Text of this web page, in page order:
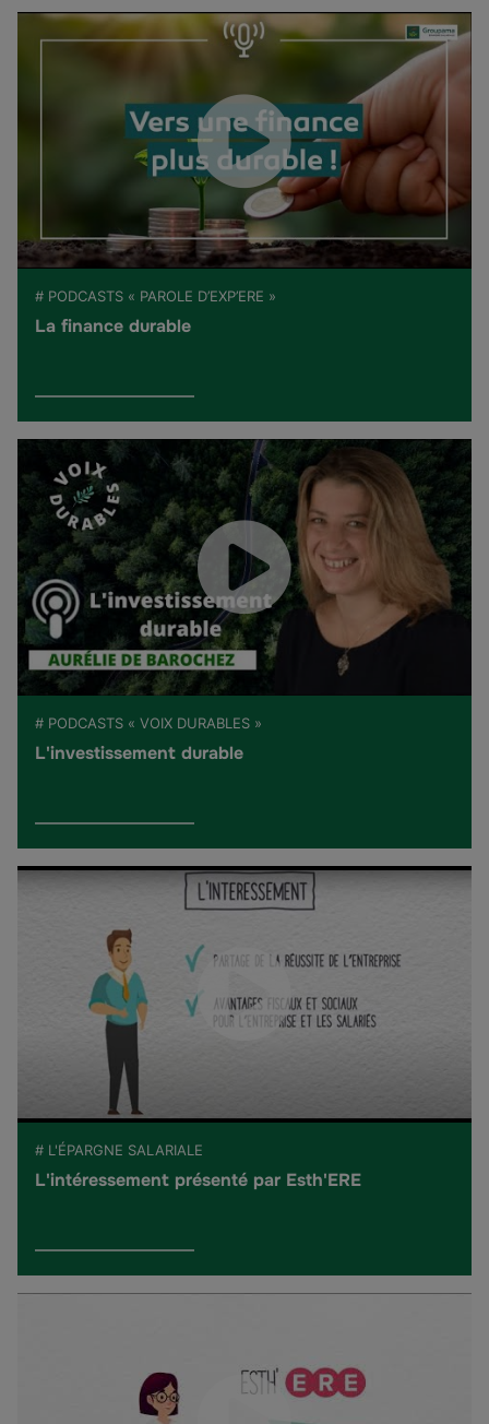
# PODCASTS « PAROLE D’EXP’ERE »
La finance durable
# PODCASTS « VOIX DURABLES »
L'investissement durable
# L'ÉPARGNE SALARIALE
L'intéressement présenté par Esth'ERE